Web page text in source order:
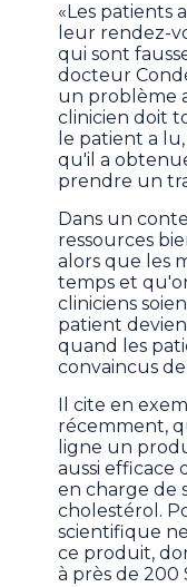
«Les patients
leur rendez-
qui sont
docteur
un problème
clinicien doit
le patient a
qu'il a
prendre un
Dans un
ressources
alors que les
temps et
cliniciens
patient
quand les
convaincus
Il cite en
récemment,
ligne un
aussi efficace
en charge de
cholestérol.
scientifique
ce produit,
à près de 200